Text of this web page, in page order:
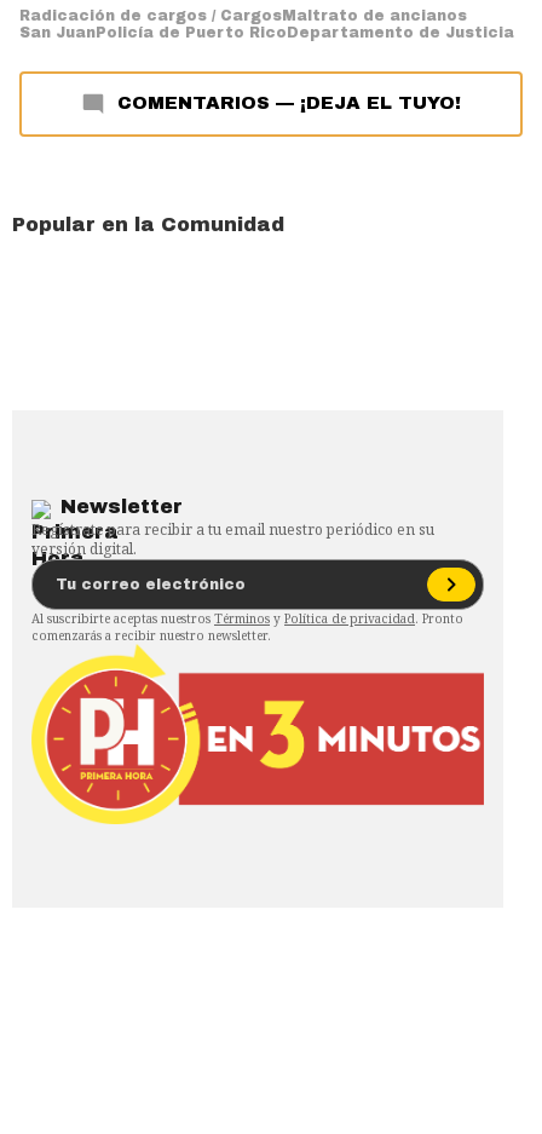
Radicación de cargos / Cargos Maltrato de ancianos
San Juan Policía de Puerto Rico Departamento de Justicia
COMENTARIOS — ¡DEJA EL TUYO!
Popular en la Comunidad
Newsletter
Regístrate para recibir a tu email nuestro periódico en su
versión digital.
Al suscribirte aceptas nuestros Términos y Política de privacidad. Pronto
comenzarás a recibir nuestro newsletter.